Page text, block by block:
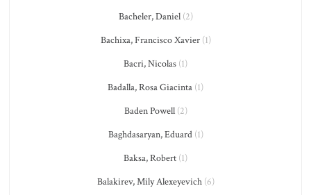
Bacheler, Daniel(2)
Bachixa, Francisco Xavier(1)
Bacri, Nicolas (1)
Badalla, Rosa Giacinta (1)
Baden Powell(2)
Baghdasaryan, Eduard(1)
Baksa, Robert (1)
Balakirev, Mily Alexeyevich(6)